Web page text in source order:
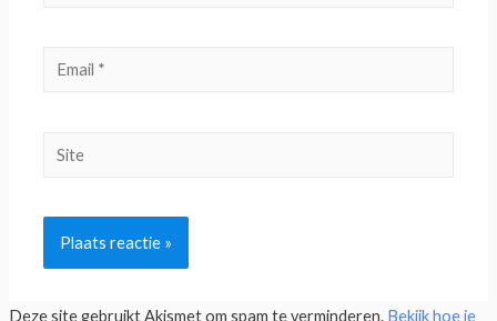
Deze site gebruikt Akismet om spam te verminderen. Bekijk hoe je